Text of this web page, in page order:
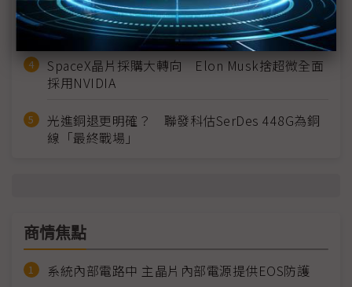
英特爾EMIB良率達標 聯發科第2代ASIC產品
2028準時量產
SpaceX晶片採購大轉向 Elon Musk捨超微全面
採用NVIDIA
光進銅退更明確？ 聯發科估SerDes 448G為銅
線「最終戰場」
商情焦點
系統內部電路中 主晶片內部電源提供EOS防護